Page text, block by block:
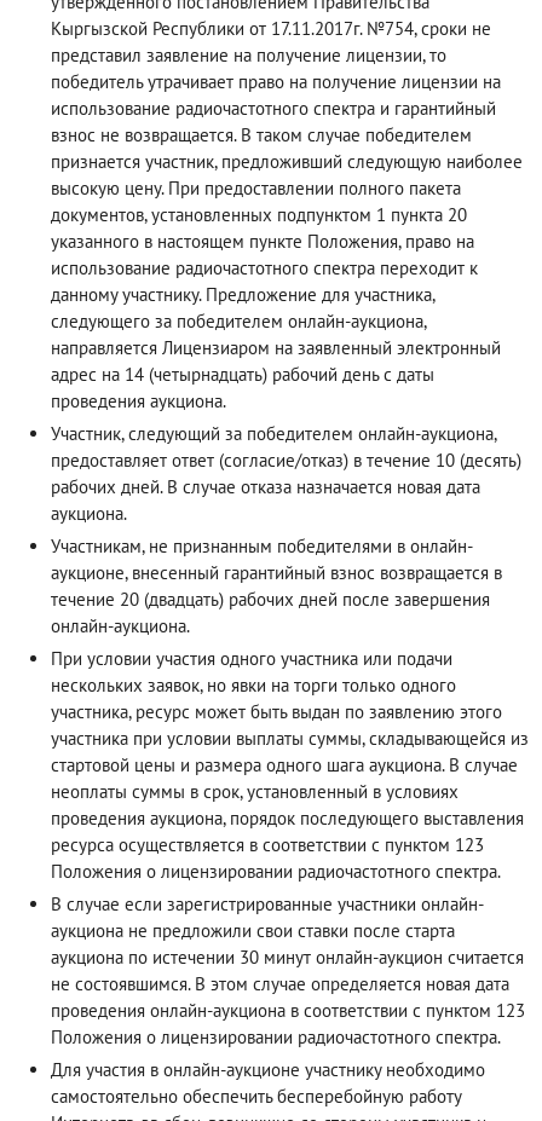
Кыргызской Республики от 17.11.2017г. №754, сроки не
представил заявление на получение лицензии, то
победитель утрачивает право на получение лицензии на
использование радиочастотного спектра и гарантийный
взнос не возвращается. В таком случае победителем
признается участник, предложивший следующую наиболее
высокую цену. При предоставлении полного пакета
документов, установленных подпунктом 1 пункта 20
указанного в настоящем пункте Положения, право на
использование радиочастотного спектра переходит к
данному участнику. Предложение для участника,
следующего за победителем онлайн-аукциона,
направляется Лицензиаром на заявленный электронный
адрес на 14 (четырнадцать) рабочий день с даты
проведения аукциона.
Участник, следующий за победителем онлайн-аукциона,
предоставляет ответ (согласие/отказ) в течение 10 (десять)
рабочих дней. В случае отказа назначается новая дата
аукциона.
Участникам, не признанным победителями в онлайн-
аукционе, внесенный гарантийный взнос возвращается в
течение 20 (двадцать) рабочих дней после завершения
онлайн-аукциона.
При условии участия одного участника или подачи
нескольких заявок, но явки на торги только одного
участника, ресурс может быть выдан по заявлению этого
участника при условии выплаты суммы, складывающейся из
стартовой цены и размера одного шага аукциона. В случае
неоплаты суммы в срок, установленный в условиях
проведения аукциона, порядок последующего выставления
ресурса осуществляется в соответствии с пунктом 123
Положения о лицензировании радиочастотного спектра.
В случае если зарегистрированные участники онлайн-
аукциона не предложили свои ставки после старта
аукциона по истечении 30 минут онлайн-аукцион считается
не состоявшимся. В этом случае определяется новая дата
проведения онлайн-аукциона в соответствии с пунктом 123
Положения о лицензировании радиочастотного спектра.
Для участия в онлайн-аукционе участнику необходимо
самостоятельно обеспечить бесперебойную работу